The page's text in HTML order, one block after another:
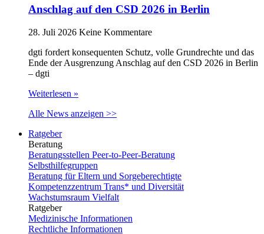
Anschlag auf den CSD 2026 in Berlin
28. Juli 2026 Keine Kommentare
dgti fordert konsequenten Schutz, volle Grundrechte und das
Ende der Ausgrenzung Anschlag auf den CSD 2026 in Berlin
– dgti
Weiterlesen »
Alle News anzeigen >>
Ratgeber
Beratung
Beratungsstellen Peer-to-Peer-Beratung
Selbsthilfegruppen
Beratung für Eltern und Sorgeberechtigte
Kompetenzzentrum Trans* und Diversität
Wachstumsraum Vielfalt
Ratgeber
Medizinische Informationen
Rechtliche Informationen